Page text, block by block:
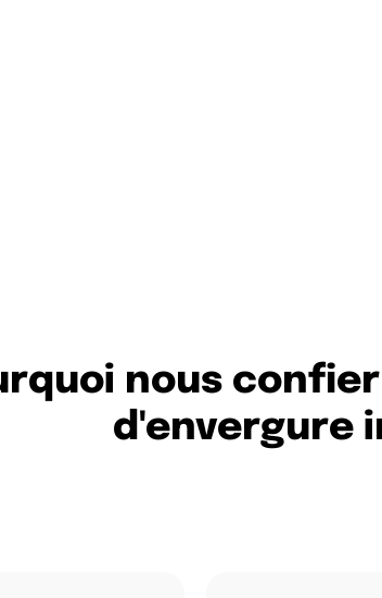
nous
d'envergure